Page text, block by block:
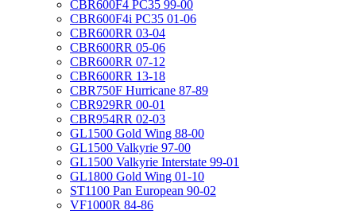
CBR600F4 PC35 99-00
CBR600F4i PC35 01-06
CBR600RR 03-04
CBR600RR 05-06
CBR600RR 07-12
CBR600RR 13-18
CBR750F Hurricane 87-89
CBR929RR 00-01
CBR954RR 02-03
GL1500 Gold Wing 88-00
GL1500 Valkyrie 97-00
GL1500 Valkyrie Interstate 99-01
GL1800 Gold Wing 01-10
ST1100 Pan European 90-02
VF1000R 84-86